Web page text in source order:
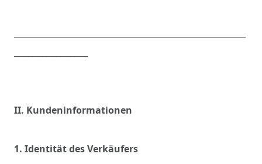
II. Kundeninformationen
1. Identität des Verkäufers